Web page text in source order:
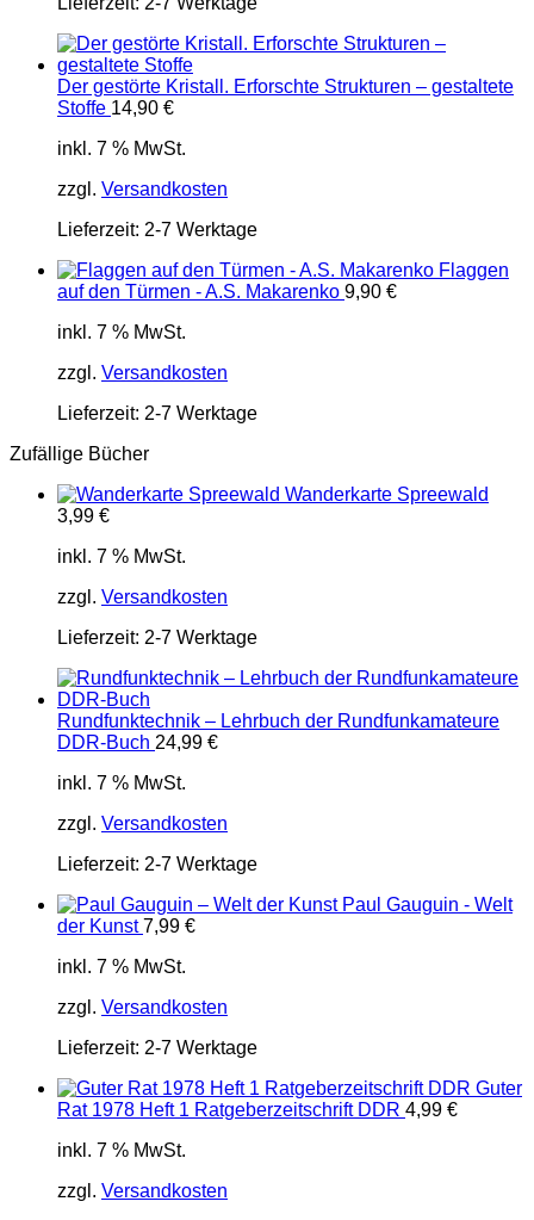
Der gestörte Kristall. Erforschte Strukturen – gestaltete
Stoffe 14,90 €
inkl. 7 % MwSt.
zzgl. Versandkosten
Lieferzeit: 2-7 Werktage
Flaggen
auf den Türmen - A.S. Makarenko 9,90 €
inkl. 7 % MwSt.
zzgl. Versandkosten
Lieferzeit: 2-7 Werktage
Zufällige Bücher
Wanderkarte Spreewald
3,99 €
inkl. 7 % MwSt.
zzgl. Versandkosten
Lieferzeit: 2-7 Werktage
Rundfunktechnik – Lehrbuch der Rundfunkamateure
DDR-Buch 24,99 €
inkl. 7 % MwSt.
zzgl. Versandkosten
Lieferzeit: 2-7 Werktage
Paul Gauguin - Welt
der Kunst 7,99 €
inkl. 7 % MwSt.
zzgl. Versandkosten
Lieferzeit: 2-7 Werktage
Guter
Rat 1978 Heft 1 Ratgeberzeitschrift DDR 4,99 €
inkl. 7 % MwSt.
zzgl. Versandkosten